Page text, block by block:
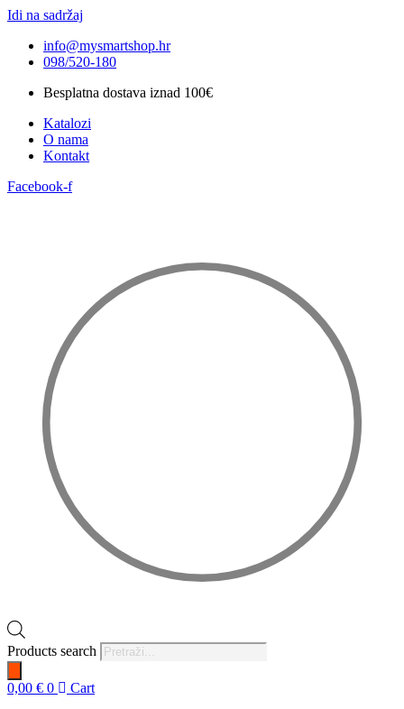
Idi na sadržaj
info@mysmartshop.hr
098/520-180
Besplatna dostava iznad 100€
Katalozi
O nama
Kontakt
Facebook-f
Products search
0,00 € 0
Cart